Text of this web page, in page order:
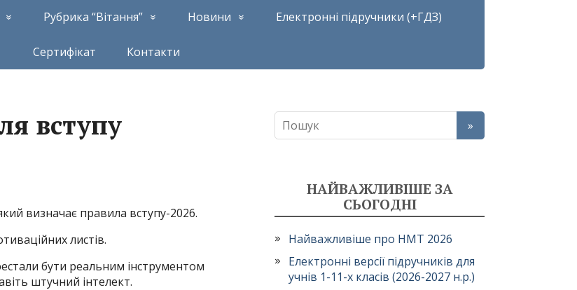
Рубрика “Вітання” Новини Електронні підручники (+ГДЗ)
Сертифікат Контакти
вступу
визначає правила вступу-2026.
листів.
бути реальним інструментом
штучний інтелект.
НАЙВАЖЛИВІШЕ ЗА
СЬОГОДНІ
Найважливіше про НМТ 2026
Електронні версії підручників для
учнів 1-11-х класів (2026-2027 н.р.)